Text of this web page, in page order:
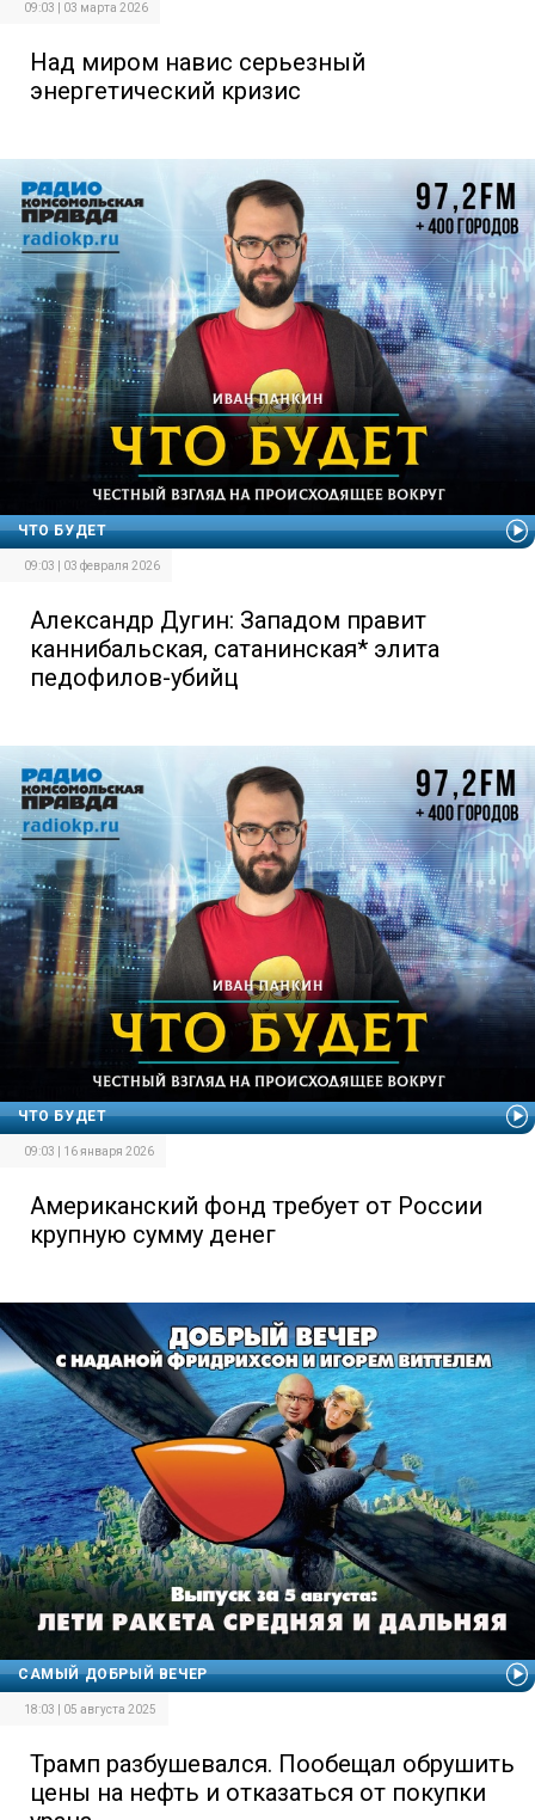
09:03 | 03 марта 2026
Над миром навис серьезный
энергетический кризис
ЧТО БУДЕТ
09:03 | 03 февраля 2026
Александр Дугин: Западом правит
каннибальская, сатанинская* элита
педофилов-убийц
ЧТО БУДЕТ
09:03 | 16 января 2026
Американский фонд требует от России
крупную сумму денег
САМЫЙ ДОБРЫЙ ВЕЧЕР
18:03 | 05 августа 2025
Трамп разбушевался. Пообещал обрушить
цены на нефть и отказаться от покупки